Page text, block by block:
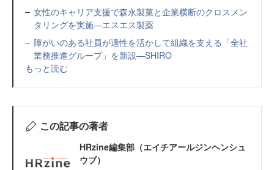
女性のキャリア支援で森永製菓と企業横断のクロスメン
タリングを実施—エスエス製薬
障がいのある社員が適性を活かして組織を支える「全社
業務推進グループ」を新設—SHIRO
もっと読む
この記事の著者
HRzine編集部（エイチアールジンヘンシュ
ウブ）